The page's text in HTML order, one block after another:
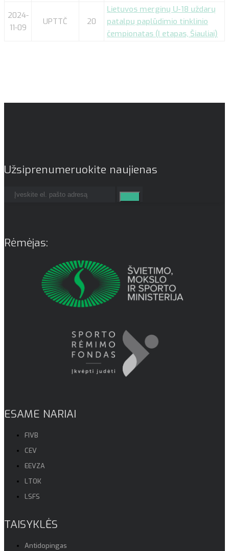
2024-
11-09
UPTTČ 20
Lietuvos merginų U-18 uždarų
patalpų paplūdimio tinklinio
čempionatas (I etapas, Šiauliai)
Užsiprenumeruokite naujienas
Rėmėjas:
ESAME NARIAI
FIVB
CEV
EEVZA
LTOK
LSFS
TAISYKLĖS
Antidopingas